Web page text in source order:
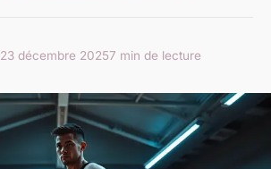
23 décembre 20257 min de lecture